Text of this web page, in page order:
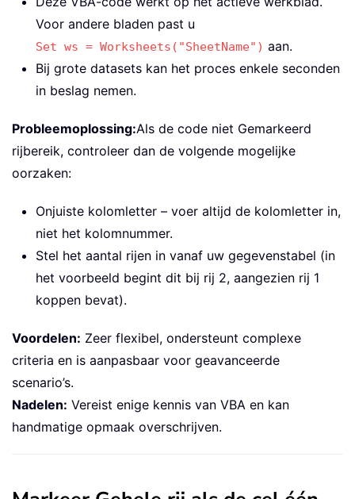
Voor andere bladen past u
Set ws = Worksheets("SheetName") aan.
Bij grote datasets kan het proces enkele seconden
in beslag nemen.
Probleemoplossing:Als de code niet Gemarkeerd
rijbereik, controleer dan de volgende mogelijke
oorzaken:
Onjuiste kolomletter – voer altijd de kolomletter in,
niet het kolomnummer.
Stel het aantal rijen in vanaf uw gegevenstabel (in
het voorbeeld begint dit bij rij 2, aangezien rij 1
koppen bevat).
Voordelen: Zeer flexibel, ondersteunt complexe
criteria en is aanpasbaar voor geavanceerde
scenario’s.
Nadelen: Vereist enige kennis van VBA en kan
handmatige opmaak overschrijven.